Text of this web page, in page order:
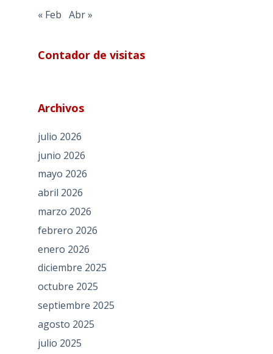
« Feb Abr »
Contador de visitas
Archivos
julio 2026
junio 2026
mayo 2026
abril 2026
marzo 2026
febrero 2026
enero 2026
diciembre 2025
octubre 2025
septiembre 2025
agosto 2025
julio 2025